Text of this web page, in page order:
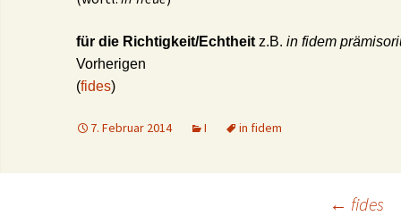
für die Richtigkeit/Echtheit z.B. in fidem
Vorherigen
(fides)
7. Februar 2014 I in fidem
← fides